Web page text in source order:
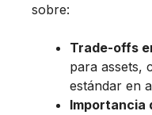
sobre:
Trade-offs
para assets,
estándar en
Importancia